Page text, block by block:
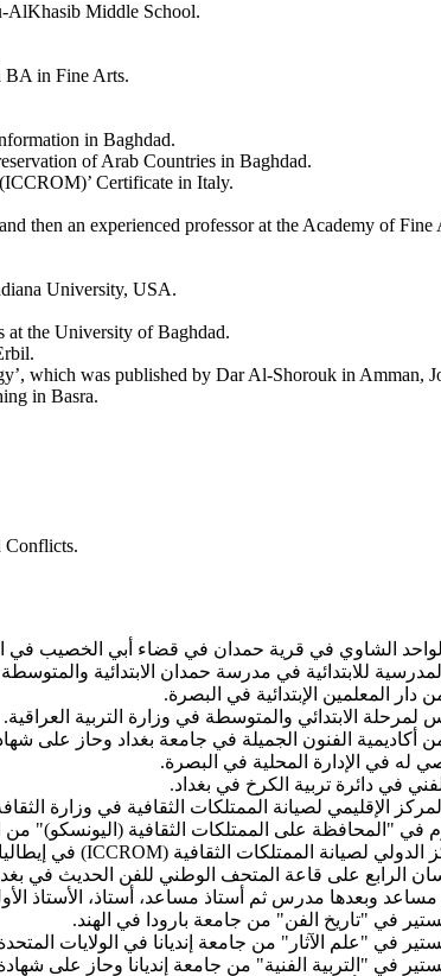
AlKhasib Middle School.
BA in Fine Arts.
in Baghdad.
of Arab Countries in Baghdad.
Certificate in Italy.
then an experienced professor at the Academy of
University, USA.
at the University of Baghdad.
which was published by Dar Al-Shorouk in Amman,
in Basra.
Conflicts.